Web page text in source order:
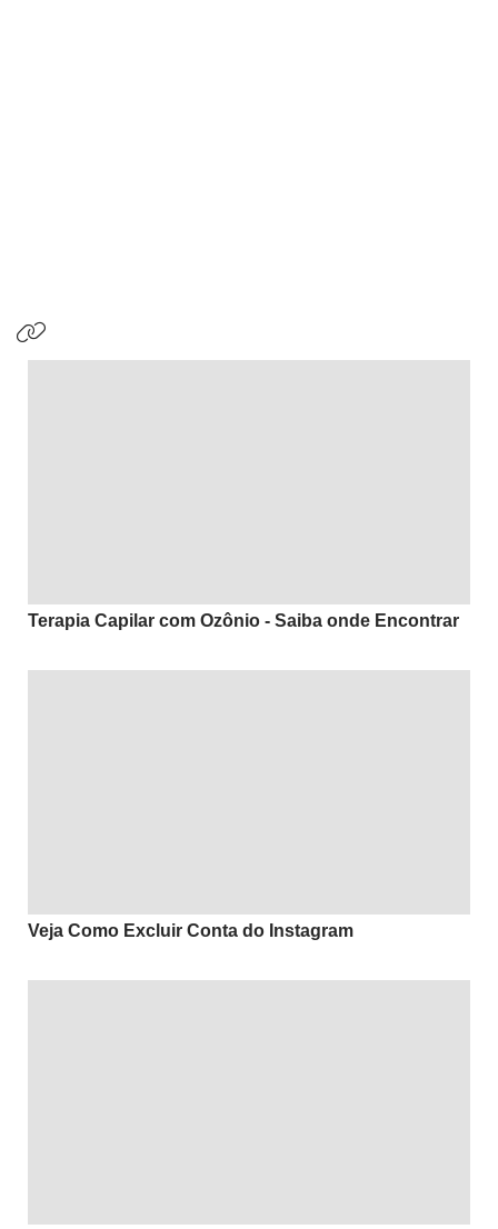
Terapia Capilar com Ozônio - Saiba onde Encontrar
Veja Como Excluir Conta do Instagram